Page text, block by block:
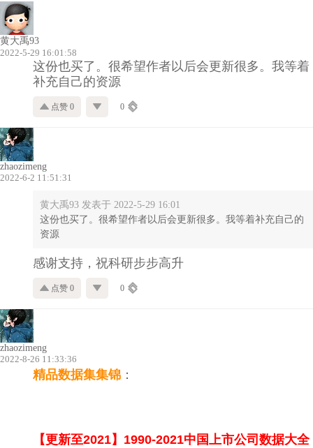
黄大禹93
2022-5-29 16:01:58
这份也买了。很希望作者以后会更新很多。我等着
补充自己的资源
点赞 0 0
zhaozimeng
2022-6-2 11:51:31
黄大禹93 发表于 2022-5-29 16:01
这份也买了。很希望作者以后会更新很多。我等着补充自己的
资源
感谢支持，祝科研步步高升
点赞 0 0
zhaozimeng
2022-8-26 11:33:36
精品数据集集锦 ：
【更新至2021】1990-2021中国上市公司数据大全